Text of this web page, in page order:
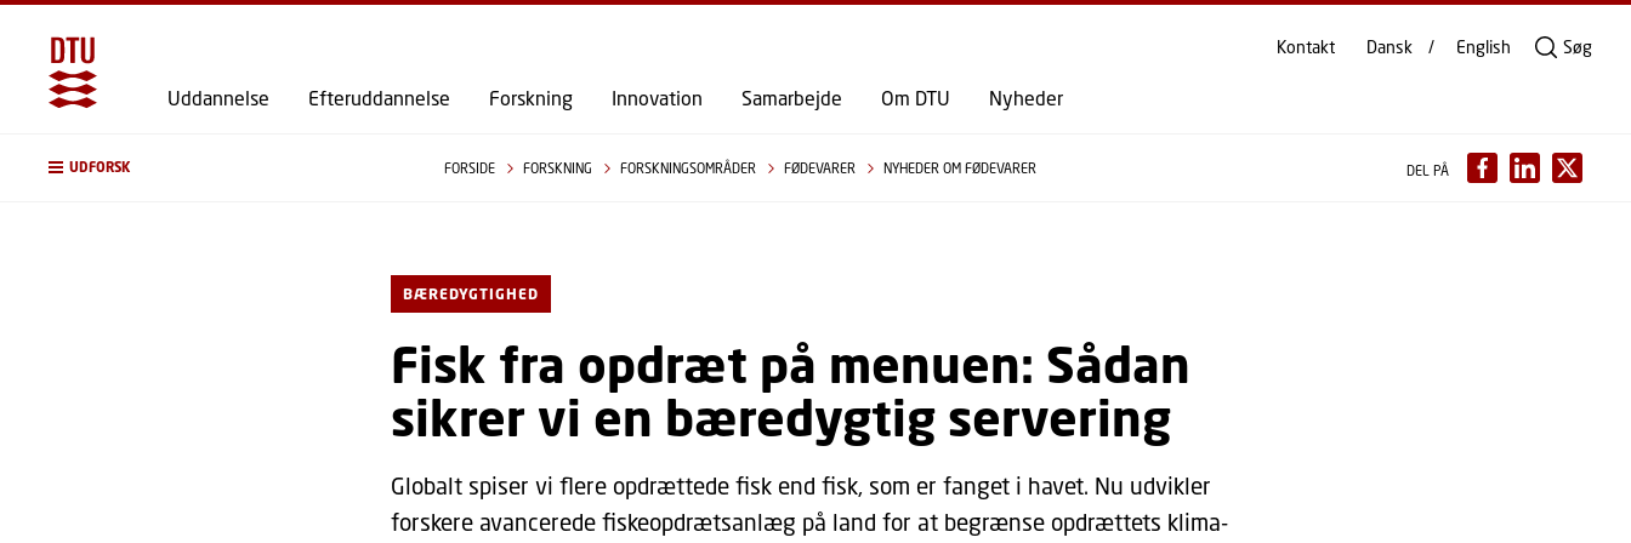
GÅ TIL PRIMÆRT INDHOLD (TRYK ENTER).
Uddannelse Efteruddannelse Forskning Innovation Samarbejde Om DTU Nyheder
Kontakt Dansk English Søg
UDFORSK FORSIDE FORSKNING FORSKNINGSOMRÅDER FØDEVARER NYHEDER OM FØDEVARER DEL PÅ
BÆREDYGTIGHED
Fisk fra opdræt på menuen: Sådan
sikrer vi en bæredygtig servering
Globalt spiser vi flere opdrættede fisk end fisk, som er fanget i havet. Nu udvikler
forskere avancerede fiskeopdrætsanlæg på land for at begrænse opdrættets klima-